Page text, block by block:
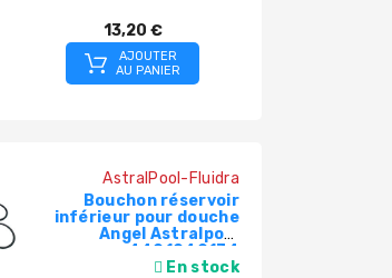
13,20 €
AJOUTER
AU PANIER
AstralPool-Fluidra
Bouchon réservoir
inférieur pour douche
Angel Astralpool
4401040174
En stock